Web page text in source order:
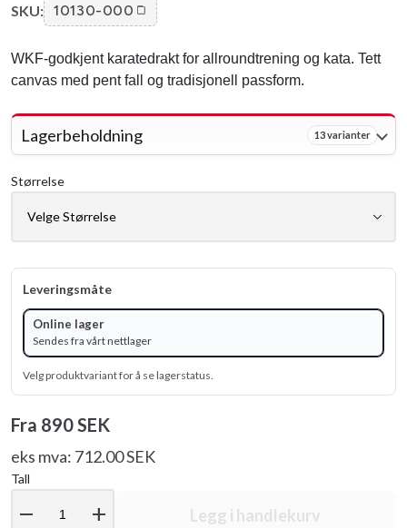
SKU: 10130-000
WKF-godkjent karatedrakt for allroundtrening og kata. Tett
canvas med pent fall og tradisjonell passform.
Lagerbeholdning 13 varianter
Størrelse
Leveringsmåte
Online lager
Sendes fra vårt nettlager
Velg produktvariant for å se lagerstatus.
Fra 890 SEK
eks mva: 712.00 SEK
Tall
remove add Legg i handlekurv